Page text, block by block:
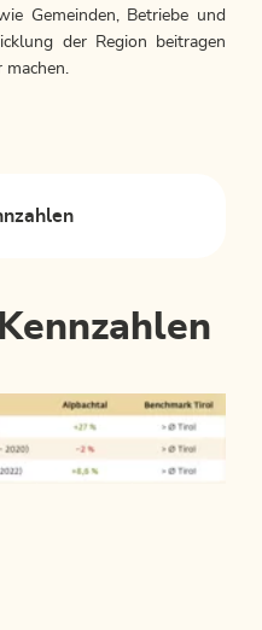
Gemeinden, Betriebe und
der Region beitragen